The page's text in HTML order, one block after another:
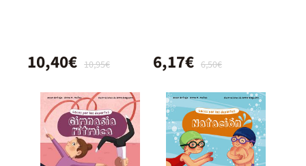
10,95€
10,40€ 6,50€
6,17€